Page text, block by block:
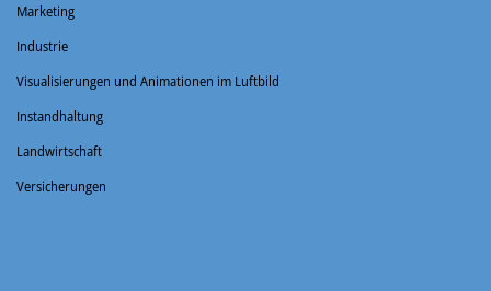
Marketing
Industrie
Visualisierungen und Animationen im Luftbild
Instandhaltung
Landwirtschaft
Versicherungen